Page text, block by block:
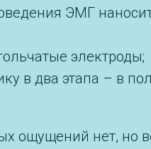
ЭМГ
электроды;
в два этапа – в
ощущений нет, но